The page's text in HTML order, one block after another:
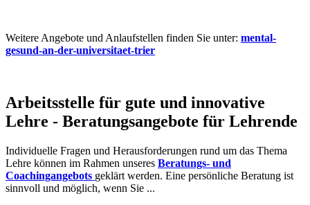
Weitere Angebote und Anlaufstellen finden Sie unter: mental-
gesund-an-der-universitaet-trier
Arbeitsstelle für gute und innovative
Lehre - Beratungsangebote für Lehrende
Individuelle Fragen und Herausforderungen rund um das Thema
Lehre können im Rahmen unseres Beratungs- und
Coachingangebots geklärt werden. Eine persönliche Beratung ist
sinnvoll und möglich, wenn Sie ...